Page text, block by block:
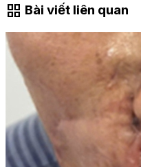
grid_view Bài viết liên quan